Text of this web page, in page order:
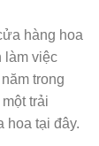
hàng hoa
làm việc
trong
trải
hoa tại đây.